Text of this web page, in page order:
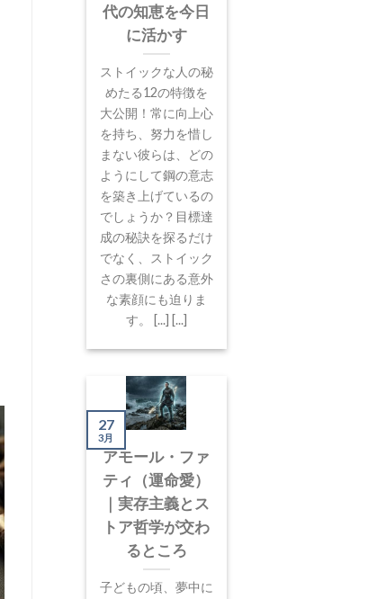
代の知恵を今日
に活かす
ストイックな人の秘
めたる12の特徴を
大公開！常に向上心
を持ち、努力を惜し
まない彼らは、どの
ようにして鋼の意志
を築き上げているの
でしょうか？目標達
成の秘訣を探るだけ
でなく、ストイック
さの裏側にある意外
な素顔にも迫りま
す。 [...] [...]
アモール・ファ
ティ（運命愛）
｜実存主義とス
トア哲学が交わ
るところ
子どもの頃、夢中に
27
3月